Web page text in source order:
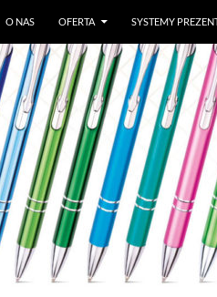
O NAS OFERTA SYSTEMY